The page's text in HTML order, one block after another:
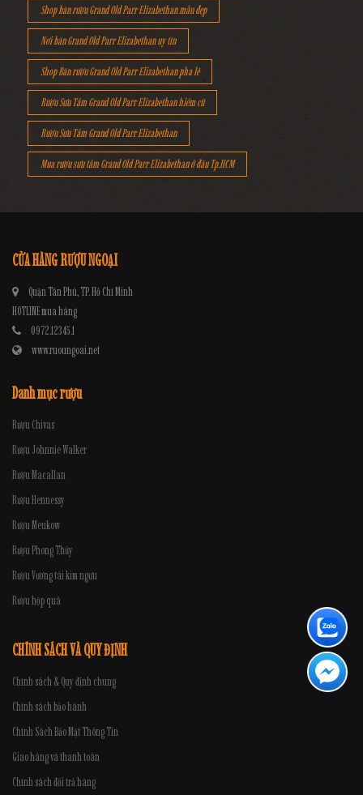
Shop bán rượu Grand Old Parr Elizabethan mẫu đẹp
Nơi bán Grand Old Parr Elizabethan uy tín
Shop Bán rượu Grand Old Parr Elizabethan pha lê
Rượu Sưu Tầm Grand Old Parr Elizabethan hiếm cũ
Rượu Sưu Tầm Grand Old Parr Elizabethan
Mua rượu sưu tầm Grand Old Parr Elizabethan ở đâu Tp.HCM
CỬA HÀNG RƯỢU NGOẠI
Quận Tân Phú, TP. Hồ Chí Minh
HOTLINE mua hàng
0972.12345.1
www.ruoungoai.net
Danh mục rượu
Rượu Chivas
Rượu Johnnie Walker
Rượu Macallan
Rượu Hennessy
Rượu Meukow
Rượu Phong Thủy
Rượu Vương tài kim ngưu
Rượu hộp quà
CHÍNH SÁCH VÀ QUY ĐỊNH
Chính sách & Quy định chung
Chính sách bảo hành
Chính Sách Bảo Mật Thông Tin
Giao hàng và thanh toán
Chính sách đổi trả hàng